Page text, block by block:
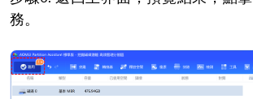
務。